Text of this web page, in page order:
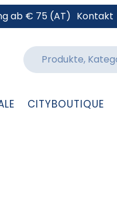
ab € 75 (AT) Kontakt
CITYBOUTIQUE